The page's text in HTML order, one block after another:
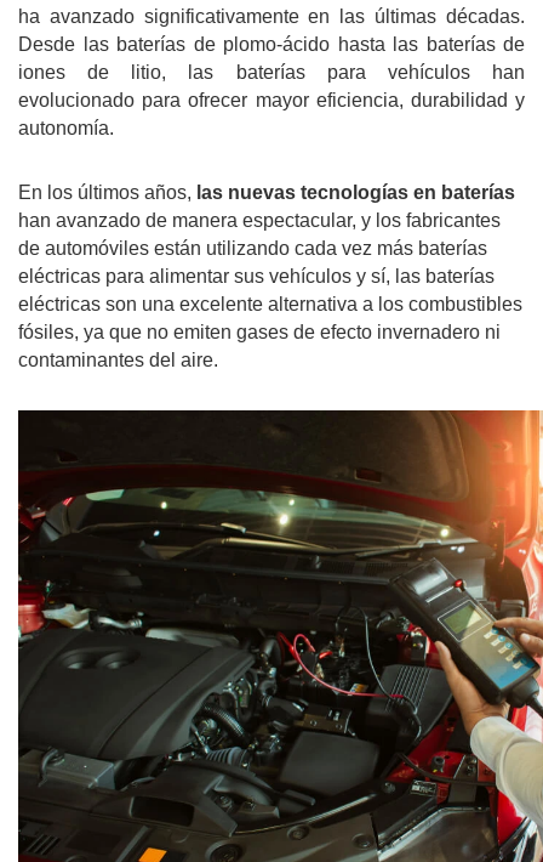
ha avanzado significativamente en las últimas décadas.
Desde las baterías de plomo-ácido hasta las baterías de
iones de litio, las baterías para vehículos han
evolucionado para ofrecer mayor eficiencia, durabilidad y
autonomía.
En los últimos años, las nuevas tecnologías en baterías
han avanzado de manera espectacular, y los fabricantes
de automóviles están utilizando cada vez más baterías
eléctricas para alimentar sus vehículos y sí, las baterías
eléctricas son una excelente alternativa a los combustibles
fósiles, ya que no emiten gases de efecto invernadero ni
contaminantes del aire.